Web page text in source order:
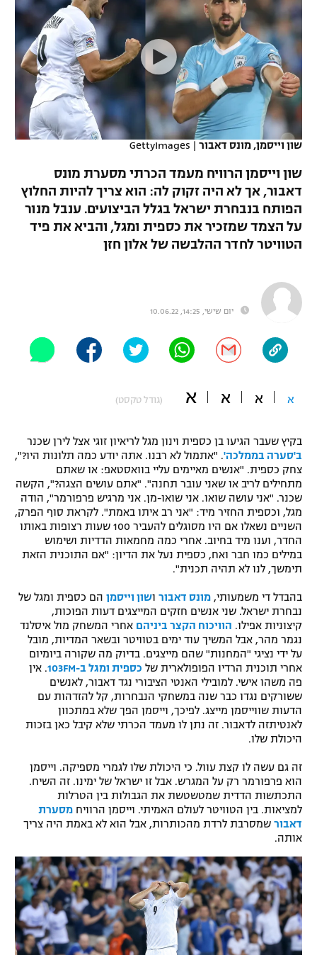
VOD
רץ ברשת
תוצאות
לוח שידורים
ברחבה
"מעל הליגה" – פודקאסט
"מחצית בשכונה" – פודקאסט
תקנון עבור פעילות אלקטרה
תקנון עבור פעילות ספורט 1 – "מרלן"
גיימינג E-Sports
תנאי שימוש
מדיניות פרטיות
תקנון פעילות ספורט 1
רשיון להקרנה פומבית לבית עסק
הצטרפות לחבילת הערוצים
לוח דרושים – ג'ובנט
המגזין
נבחרת ישראל
מכבי חיפה
בית"ר ירושלים
מכבי תל אביב
הפועל תל אביב
הפועל חיפה
הפועל באר שבע
בני יהודה
ליגה ספרדית
ליגה איטלקית
ליגה צרפתית
ליגה הולנדית
ליגה טורקית
ליגה ברזילאית
כדורסל נשים
מכבי תל אביב
הפועל חולון
הפועל ירושלים
דני אבדיה
יורוליג
יורוקאפ
טניס
כדוריד
כדורעף
שחייה
ג'ודו
אגרוף
ספורט אולימפי
היאבקות WWE
אופניים
פוטבול אמריקאי NFL
בייסבול MLB
ספורט אתגרי ואקסטרים
אומנויות לחימה
שון וייסמן, מונס דאבור |
GettyImages
שון וייסמן הרוויח מעמד הכרתי מסערת מונס
דאבור, אך לא היה זקוק לה: הוא צריך להיות החלוץ
הפותח בנבחרת ישראל בגלל הביצועים. ענבל מנור
על הצמד שמזכיר את כספית ומגל, והביא את פיד
הטוויטר לחדר ההלבשה של אלון חזן
יום שישי, 14:25, 10.06.22
א א א א (גודל טקסט)
בקיץ שעבר הגיעו בן כספית וינון מגל לריאיון זוגי אצל לירן שכנר
ב'סערה בממלכה'. "אתמול לא רבנו. אתה יודע כמה תלונות היו?",
צחק כספית. "אנשים מאיימים עליי בוואסטאפ: או שאתם
מתחילים לריב או שאני עובר תחנה". "אתם עושים הצגה?", הקשה
שכנר. "אני עושה שואו. אני שואו-מן. אני מרגיש פרפורמר", הודה
מגל, וכספית החזיר מיד: "אני רב איתו באמת". לקראת סוף הפרק,
השניים נשאלו אם היו מסוגלים להעביר 100 שעות רצופות באותו
החדר, וענו מיד בחיוב. אחרי כמה מחמאות הדדיות ושימוש
במילים כמו חבר ואח, כספית נעל את הדיון: "אם התוכנית הזאת
תימשך, לנו לא תהיה תכנית".
בהבדל די משמעותי, מונס דאבור ושון וייסמן הם כספית ומגל של
נבחרת ישראל. שני אנשים חזקים המייצגים דעות הפוכות,
קיצוניות אפילו. הוויכוח הקצר ביניהם אחרי המשחק מול איסלנד
נגמר מהר, אבל המשיך עוד ימים בטוויטר ובשאר המדיות, מובל
על ידי נציגי "המחנות" שהם מייצגים. בדיוק מה שקורה ביומיום
אחרי תוכנית הרדיו הפופולארית של כספית ומגל ב-103FM
. אין
פה משהו אישי. למובילי האנטי הציבורי נגד דאבור, לאנשים
ששורקים נגדו כבר שנה במשחקי הנבחרות, קל להזדהות עם
הדעות שווייסמן מייצג. לפיכך, וייסמן הפך שלא במתכוון
לאנטיתזה לדאבור. זה נתן לו מעמד הכרתי שלא קיבל כאן בזכות
היכולת שלו.
זה גם עשה לו קצת עוול. כי היכולת שלו לגמרי מספיקה. וייסמן
הוא פרפורמר רק על המגרש. אבל זו ישראל של ימינו. זה השיח.
התכתשות הדדית שמטשטשת את הגבולות בין הטרלות
למציאות. בין הטוויטר לעולם האמיתי. וייסמן הרוויח מסערת
דאבור שמסרבת לרדת מהכותרות, אבל הוא לא באמת היה צריך
אותה.